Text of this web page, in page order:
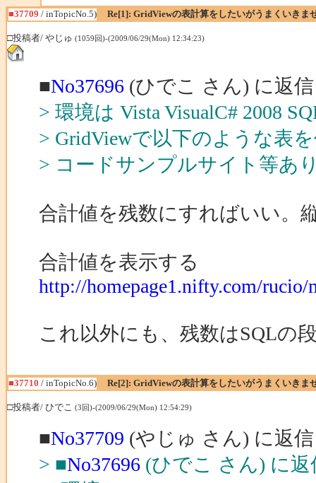
■37709 / inTopicNo.5) Re[1]: GridViewの表計算をしたいがうまくいきま
□投稿者/ やじゅ (1059回)-(2009/06/29(Mon) 12:34:23)
■No37696 (ひでこ さん) に返信
> 環境は Vista VisualC# 2008
> GridViewで以下のような表
> コードサンプルサイト等あ
合計値を残数にすればいい。
合計値を表示する
http://homepage1.nifty.com/
これ以外にも、残数はSQLの
■37710 / inTopicNo.6) Re[2]: GridViewの表計算をしたいがうまくいきま
□投稿者/ ひでこ (3回)-(2009/06/29(Mon) 12:54:29)
■No37709 (やじゅ さん) に返信
> ■No37696 (ひでこ さん) に返